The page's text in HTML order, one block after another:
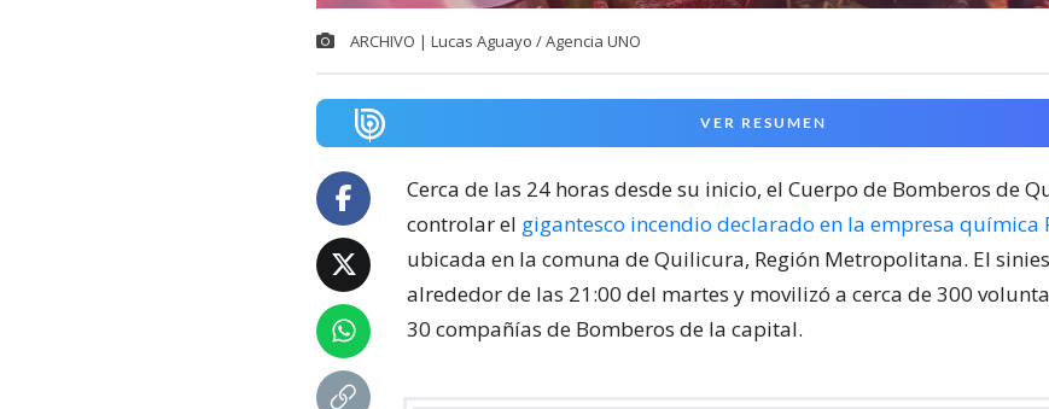
ARCHIVO | Lucas Aguayo / Agencia UNO
VER RESUMEN
Cerca de las 24 horas desde su inicio, el Cuerpo de Bomberos de
controlar el gigantesco incendio declarado en la empresa química
ubicada en la comuna de Quilicura, Región Metropolitana. El
alrededor de las 21:00 del martes y movilizó a cerca de 300
30 compañías de Bomberos de la capital.